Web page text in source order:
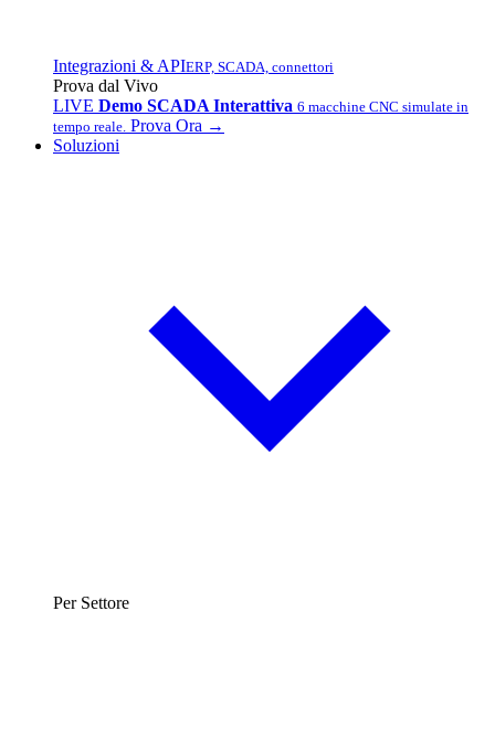
Integrazioni & APIERP, SCADA, connettori
Prova dal Vivo
LIVE Demo SCADA Interattiva 6 macchine CNC simulate in
tempo reale. Prova Ora →
Soluzioni
Per Settore